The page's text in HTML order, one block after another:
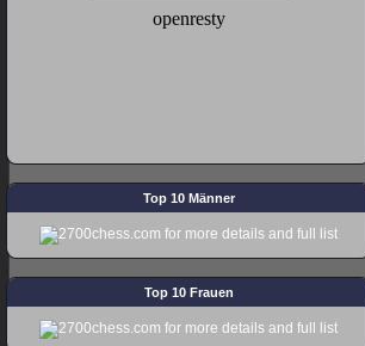
Top 10 Männer
Top 10 Frauen